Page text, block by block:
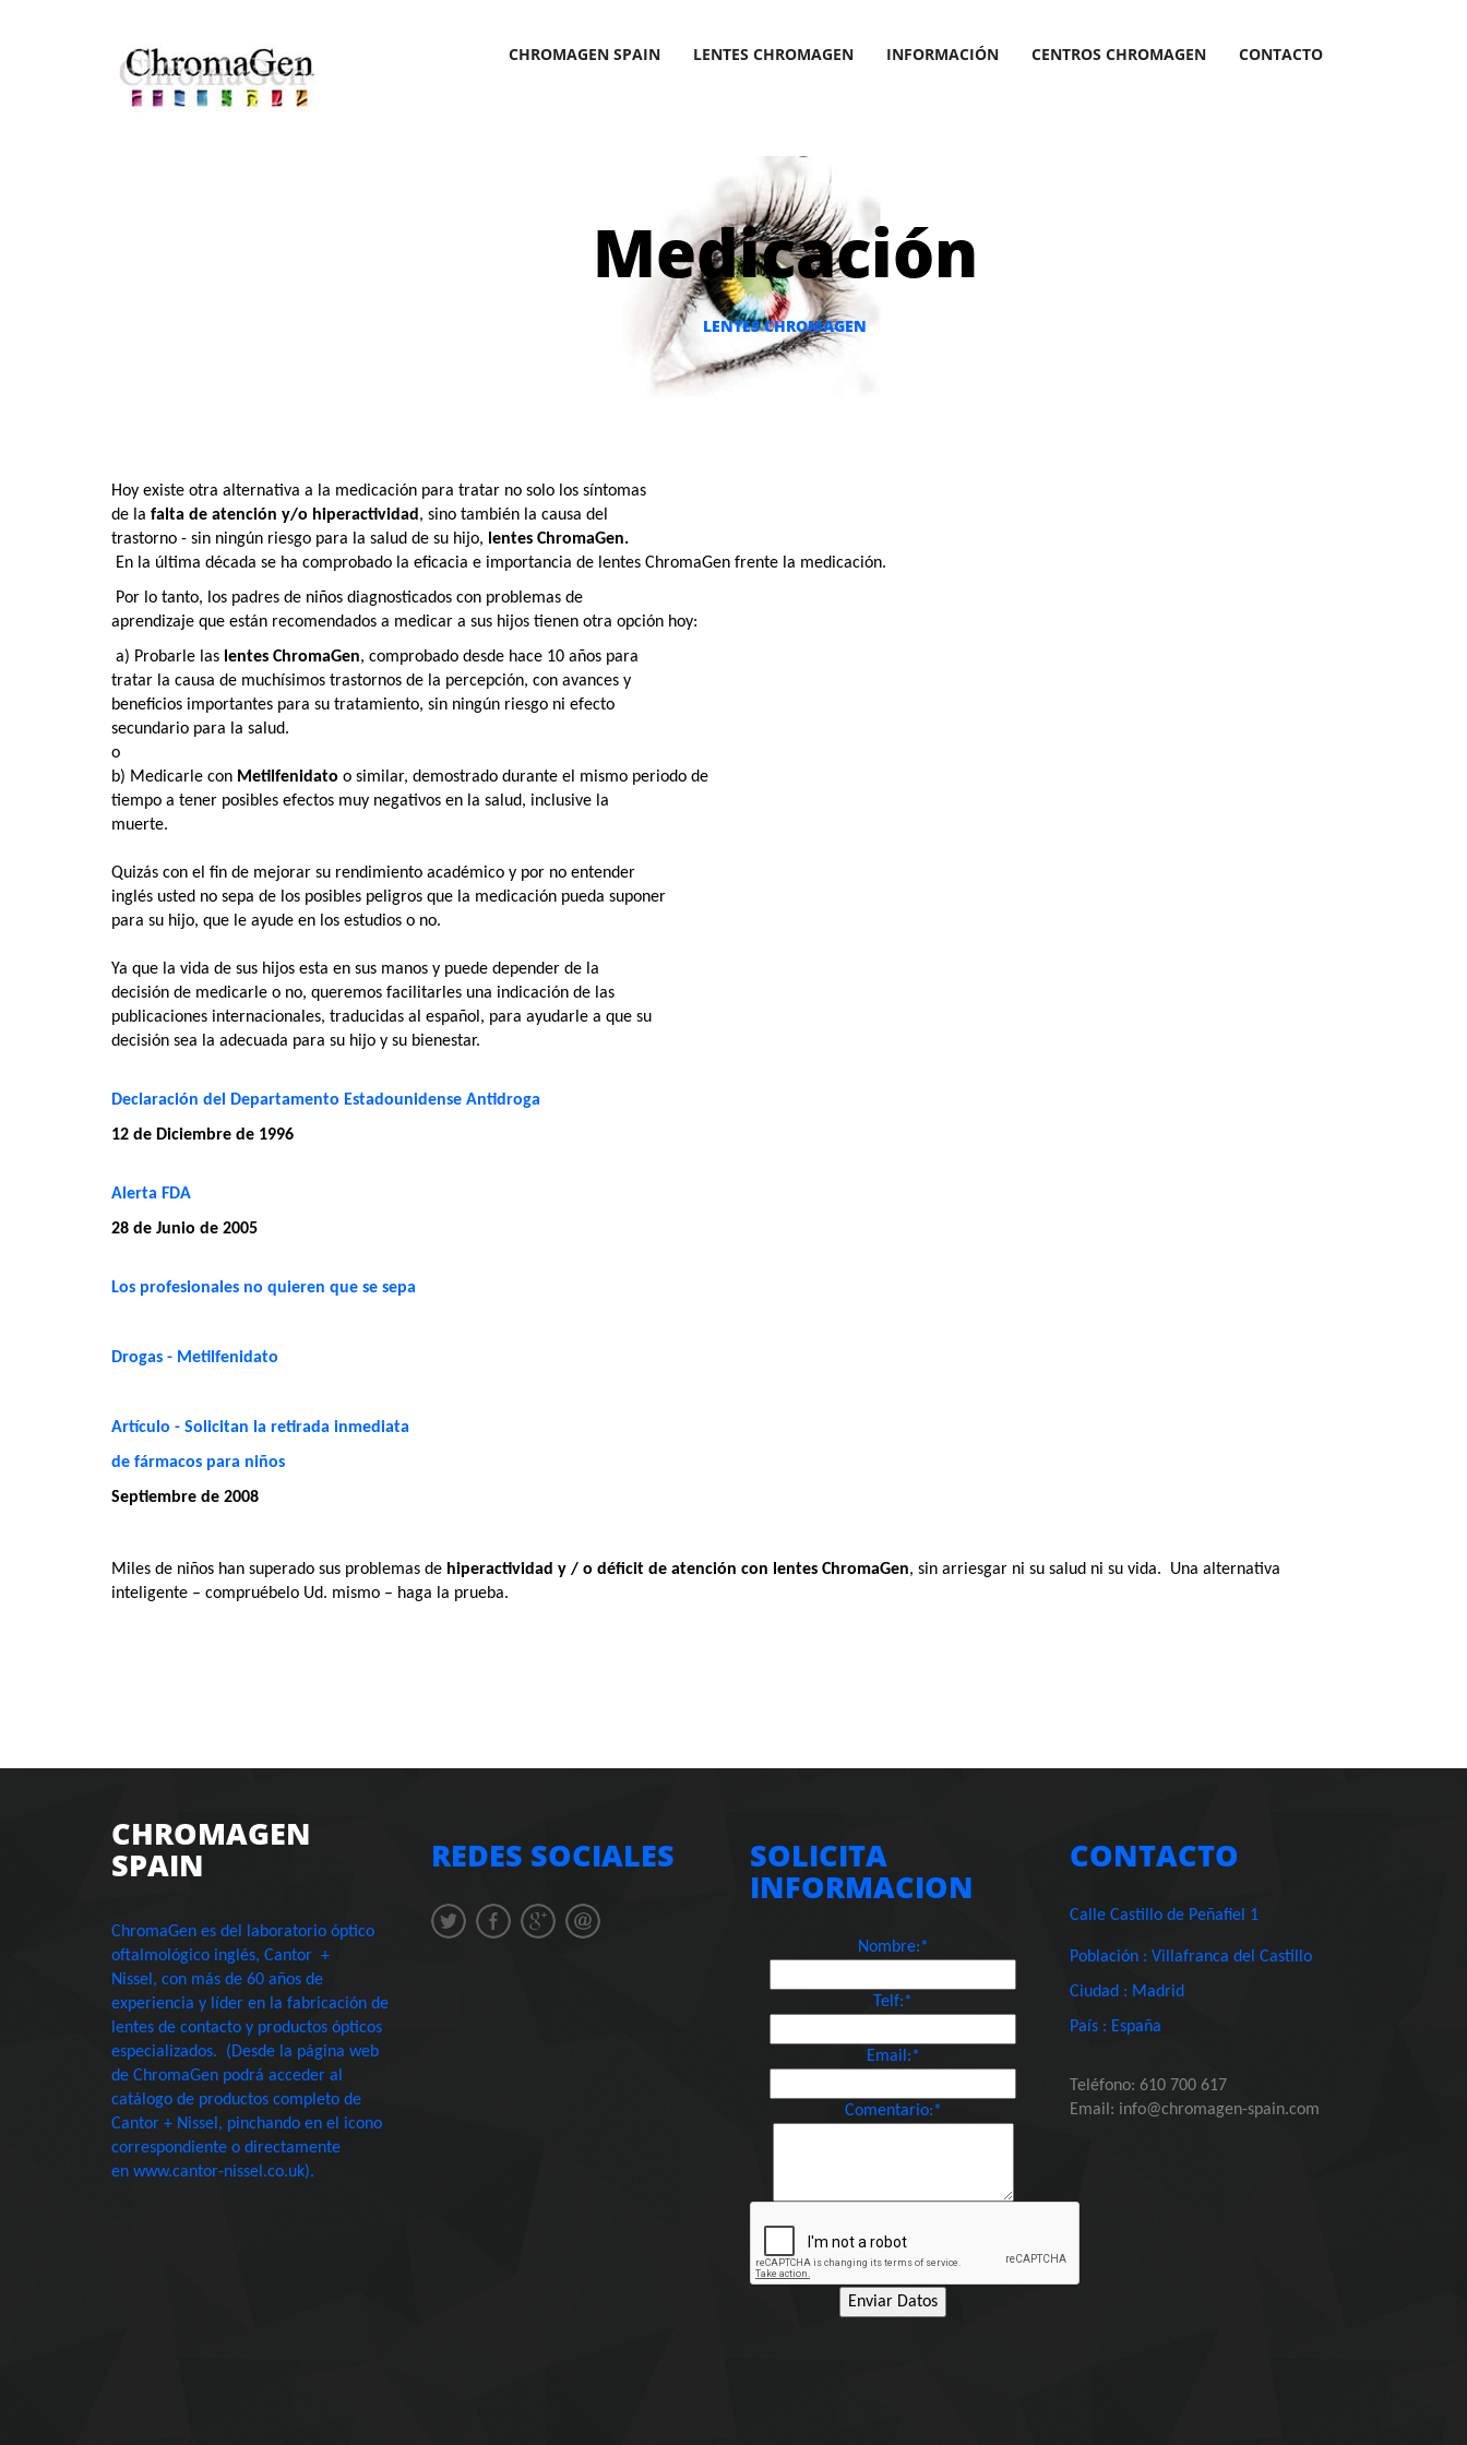
CHROMAGEN SPAIN LENTES CHROMAGEN INFORMACIÓN CENTROS CHROMAGEN CONTACTO
Medicación
LENTES CHROMAGEN
Hoy existe otra alternativa a la medicación para tratar no solo los síntomas
de la falta de atención y/o hiperactividad , sino también la causa del
trastorno - sin ningún riesgo para la salud de su hijo, lentes ChromaGen.
En la última década se ha comprobado la eficacia e importancia de lentes ChromaGen frente la medicación.
Por lo tanto, los padres de niños diagnosticados con problemas de
aprendizaje que están recomendados a medicar a sus hijos tienen otra opción hoy:
a) Probarle las lentes ChromaGen, comprobado desde hace 10 años para
tratar la causa de muchísimos trastornos de la percepción, con avances y
beneficios importantes para su tratamiento, sin ningún riesgo ni efecto
secundario para la salud.
o
b) Medicarle con Metilfenidato o similar, demostrado durante el mismo periodo de
tiempo a tener posibles efectos muy negativos en la salud, inclusive la
muerte.
Quizás con el fin de mejorar su rendimiento académico y por no entender
inglés usted no sepa de los posibles peligros que la medicación pueda suponer
para su hijo, que le ayude en los estudios o no.
Ya que la vida de sus hijos esta en sus manos y puede depender de la
decisión de medicarle o no, queremos facilitarles una indicación de las
publicaciones internacionales, traducidas al español, para ayudarle a que su
decisión sea la adecuada para su hijo y su bienestar.
Declaración del Departamento Estadounidense Antidroga
12 de Diciembre de 1996
Alerta FDA
28 de Junio de 2005
Los profesionales no quieren que se sepa
Drogas - Metilfenidato
Artículo - Solicitan la retirada inmediata
de fármacos para niños
Septiembre de 2008
Miles de niños han superado sus problemas de hiperactividad y / o déficit de atención con lentes ChromaGen, sin arriesgar ni su salud ni su vida. Una alternativa
inteligente – compruébelo Ud. mismo – haga la prueba.
CHROMAGEN
SPAIN
ChromaGen es del laboratorio óptico
oftalmológico inglés, Cantor +
Nissel, con más de 60 años de
experiencia y líder en la fabricación de
lentes de contacto y productos ópticos
especializados. (Desde la página web
de ChromaGen podrá acceder al
catálogo de productos completo de
Cantor + Nissel, pinchando en el icono
correspondiente o directamente
en www.cantor-nissel.co.uk).
REDES SOCIALES SOLICITA
INFORMACION
Nombre:*
Telf:*
Email:*
Comentario:*
CONTACTO
Calle Castillo de Peñafiel 1
Población : Villafranca del Castillo
Ciudad : Madrid
País : España
Teléfono: 610 700 617
Email: info@chromagen-spain.com